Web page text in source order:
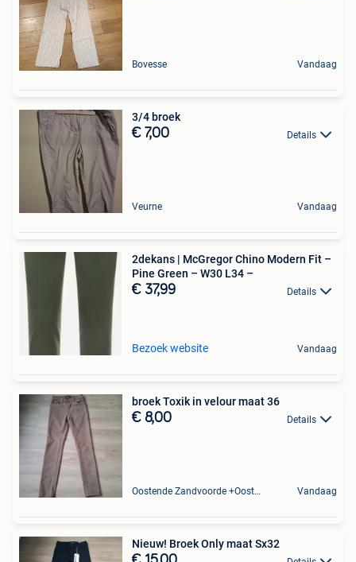
Bovesse Vandaag
3/4 broek
€ 7,00 Details
Veurne Vandaag
2dekans | McGregor Chino Modern Fit –
Pine Green – W30 L34 –
€ 37,99 Details
Bezoek website Vandaag
broek Toxik in velour maat 36
€ 8,00 Details
Oostende Zandvoorde +Oostende Vandaag
Nieuw! Broek Only maat Sx32